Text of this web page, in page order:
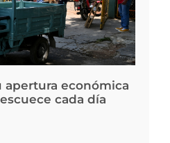
apertura económica
cada día